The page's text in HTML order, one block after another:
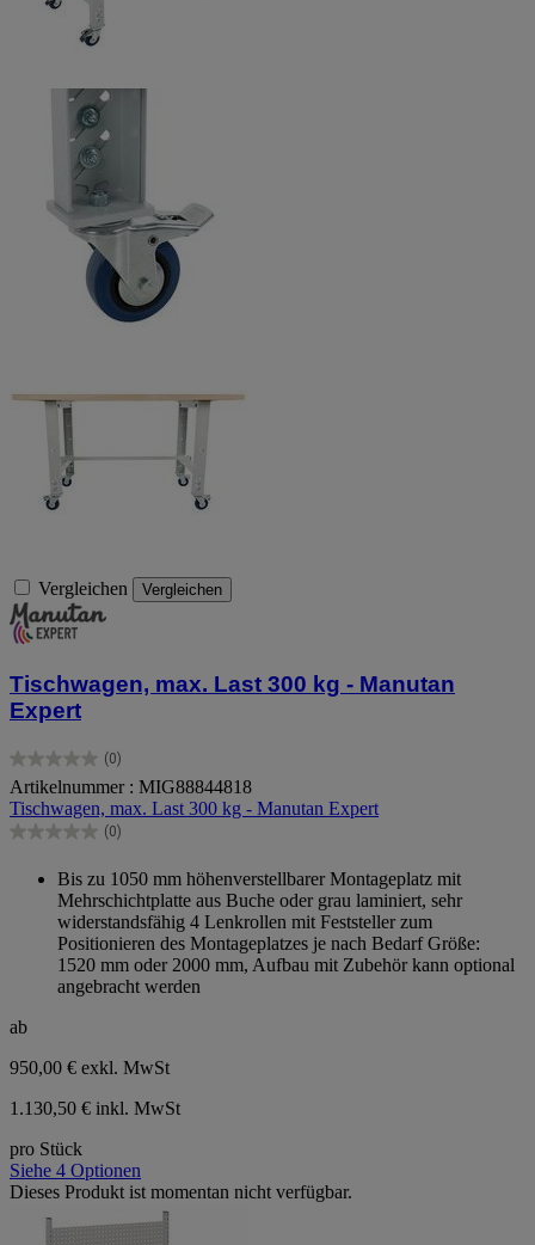
Vergleichen Vergleichen
Tischwagen, max. Last 300 kg - Manutan
Expert
(0)
0.0
von
5
Sternen.
Artikelnummer : MIG88844818
Tischwagen, max. Last 300 kg - Manutan Expert
(0)
0.0
Sternen.
Bis zu 1050 mm höhenverstellbarer Montageplatz mit
Mehrschichtplatte aus Buche oder grau laminiert, sehr
widerstandsfähig 4 Lenkrollen mit Feststeller zum
Positionieren des Montageplatzes je nach Bedarf Größe:
1520 mm oder 2000 mm, Aufbau mit Zubehör kann optional
angebracht werden
ab
950,00 € exkl. MwSt
1.130,50 € inkl. MwSt
pro Stück
Siehe 4 Optionen
Dieses Produkt ist momentan nicht verfügbar.